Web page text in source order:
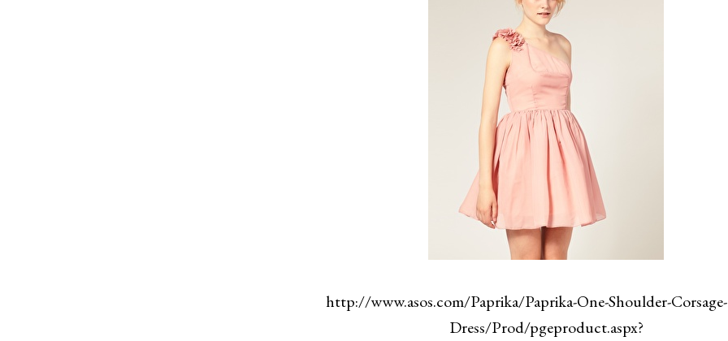
http://www.asos.com/Paprika/Paprika-One-Shoulder-
Dress/Prod/pgeproduct.aspx?